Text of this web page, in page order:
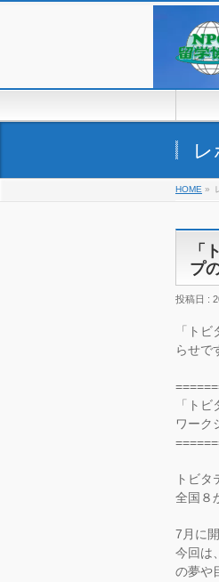
レ
HOME »
「
プ
投稿日 :
「ト
らせで
「ト
ワーク
トビタ
全国８
7月に
今回は
の夢や